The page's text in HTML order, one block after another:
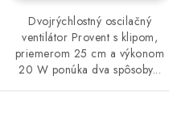
Dvojrýchlostný oscilačný
ventilátor Provent s klipom,
priemerom 25 cm a výkonom
20 W ponúka dva spôsoby...